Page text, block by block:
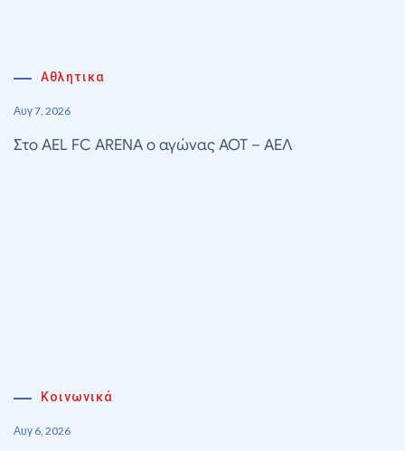
Αθλητικα
Αυγ 7, 2026
Στο AEL FC ARENA ο αγώνας ΑΟΤ – ΑΕΛ
Κοινωνικά
Αυγ 6, 2026